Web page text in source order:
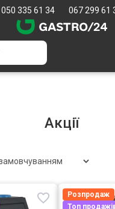
050 335 61 34 067 299 61
Акції
Розпродаж
Топ